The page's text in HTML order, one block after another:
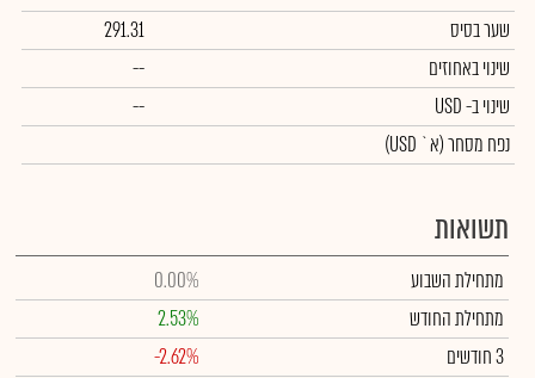
שער בסיס
291.31
שינוי באחוזים
--
שינויב- USD
--
נפח מסחר(א` USD)
תשואות
מתחילת השבוע
0.00%
מתחילת החודש
2.53%
3 חודשים
-2.62%